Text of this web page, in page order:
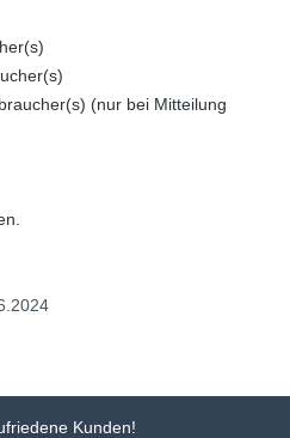
(nur bei Mitteilung
Kunden!